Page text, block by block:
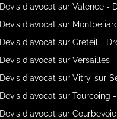
Devis d'avocat sur Valence -
Devis d'avocat sur
Devis d'avocat sur Créteil -
Devis d'avocat sur Versailles
Devis d'avocat sur Vitry-sur-
Devis d'avocat sur Tourcoing
Devis d'avocat sur